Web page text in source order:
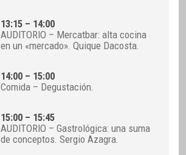
13:15 – 14:00
AUDITORIO – Mercatbar: alta cocina
en un «mercado». Quique Dacosta.
14:00 – 15:00
Comida – Degustación.
15:00 – 15:45
AUDITORIO – Gastrológica: una suma
de conceptos. Sergio Azagra.